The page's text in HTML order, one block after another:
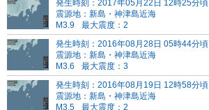
発生時刻：2017年05月22日 12時25分頃
震源地：新島・神津島近海
M3.9
最大震度：2
発生時刻：2016年08月28日 05時44分頃
震源地：新島・神津島近海
M3.6
最大震度：3
発生時刻：2016年08月19日 12時58分頃
震源地：新島・神津島近海
M3.5
最大震度：2